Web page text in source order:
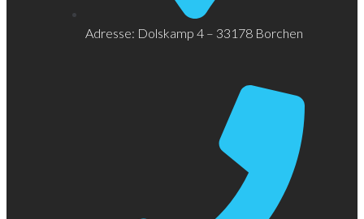
Adresse: Dolskamp 4 – 33178 Borchen